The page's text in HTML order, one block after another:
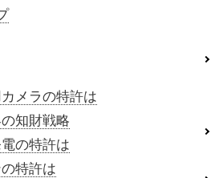
メラの特許は
知財戦略
の特許は
特許は